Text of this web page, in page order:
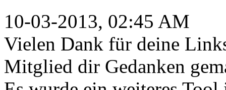
10-03-2013, 02:45 AM
Vielen Dank für deine
Mitglied dir Gedanken